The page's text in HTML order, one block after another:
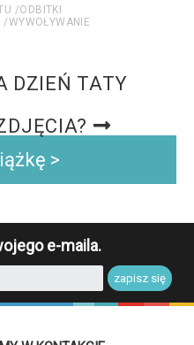
ODBITKI
WYWOŁYWANIE
DZIEŃ TATY
>
e-maila.